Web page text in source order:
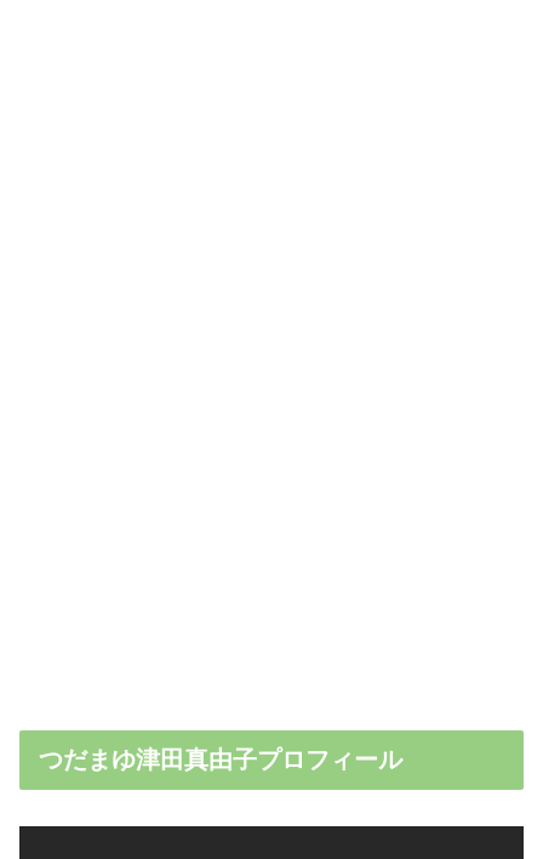
つだまゆ津田真由子プロフィール